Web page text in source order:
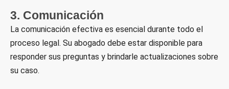
3. Comunicación
La comunicación efectiva es esencial durante todo el
proceso legal. Su abogado debe estar disponible para
responder sus preguntas y brindarle actualizaciones sobre
su caso.